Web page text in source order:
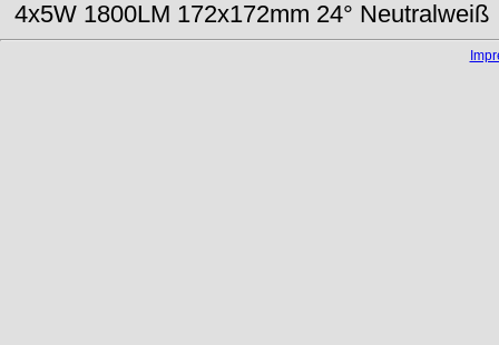
4x5W 1800LM 172x172mm 24° Neutralweiß